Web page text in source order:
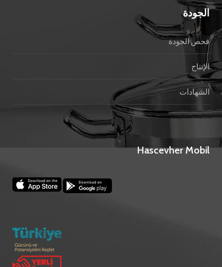
الجودة
فحص الجودة
الإنتاج
الشهادات
Hascevher Mobil